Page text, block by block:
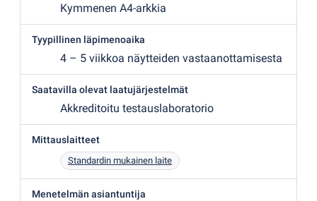
Kymmenen A4-arkkia
Tyypillinen läpimenoaika
4 – 5 viikkoa näytteiden vastaanottamisesta
Saatavilla olevat laatujärjestelmät
Akkreditoitu testauslaboratorio
Mittauslaitteet
Standardin mukainen laite
Menetelmän asiantuntija